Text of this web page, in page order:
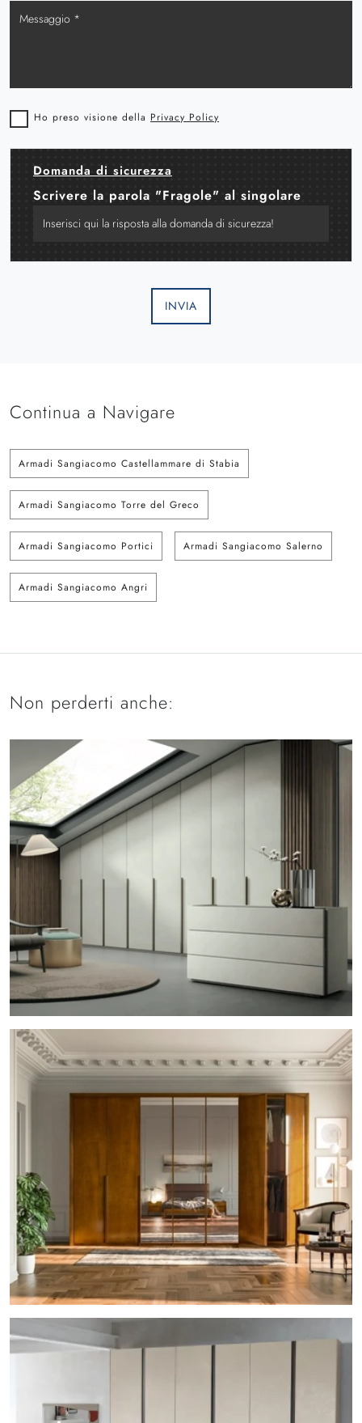
Ho preso visione della Privacy Policy
Domanda di sicurezza
Scrivere la parola "Fragole" al singolare
INVIA
Continua a Navigare
Armadi Sangiacomo Castellammare di Stabia
Armadi Sangiacomo Torre del Greco
Armadi Sangiacomo Portici Armadi Sangiacomo Salerno
Armadi Sangiacomo Angri
Non perderti anche: